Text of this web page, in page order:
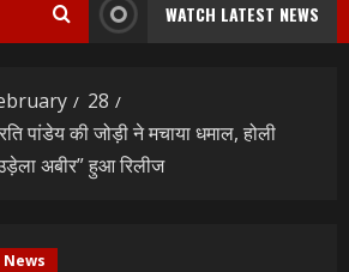
WATCH LATEST NEWS
28
पांडेय की जोड़ी ने मचाया धमाल, होली
अबीर” हुआ रिलीज
News